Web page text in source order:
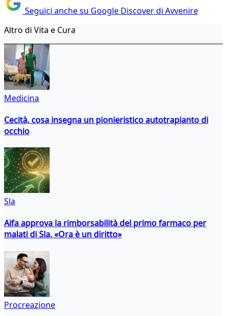
Seguici anche su Google Discover di Avvenire
Altro di Vita e Cura
Medicina
Cecità, cosa insegna un pionieristico autotrapianto di
occhio
Sla
Aifa approva la rimborsabilità del primo farmaco per
malati di Sla. «Ora è un diritto»
Procreazione